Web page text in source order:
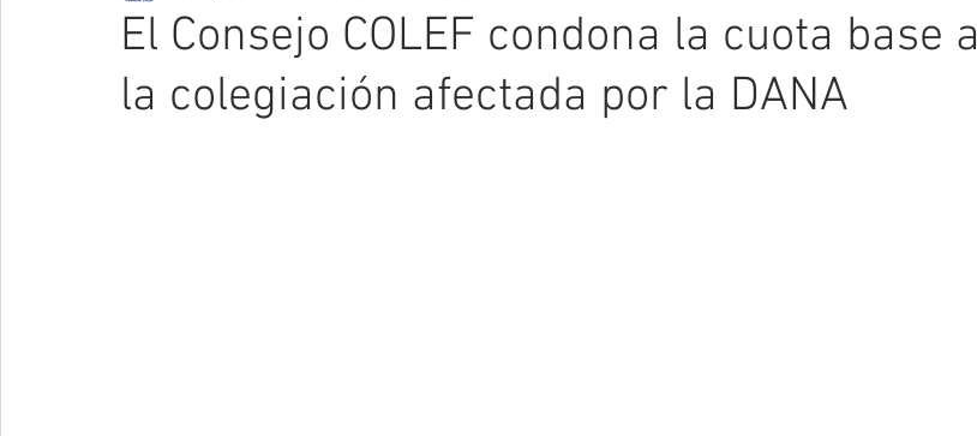
El Consejo COLEF condona la cuota base a
la colegiación afectada por la DANA